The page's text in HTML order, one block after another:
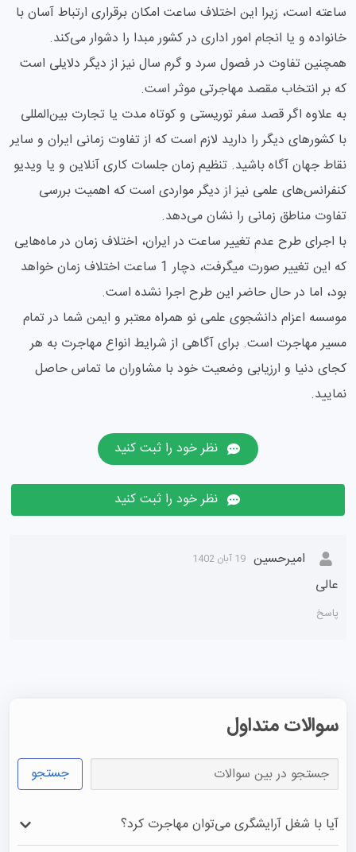
ساعته است، زیرا این اختلاف ساعت امکان برقراری ارتباط آسان با
خانواده و یا انجام امور اداری در کشور مبدا را دشوار می‌کند.
همچنین تفاوت در فصول سرد و گرم سال نیز از دیگر دلایلی است
که بر انتخاب مقصد مهاجرتی موثر است.
به علاوه اگر قصد سفر توریستی و کوتاه مدت یا تجارت بین‌المللی
با کشورهای دیگر را دارید لازم است که از تفاوت زمانی ایران و سایر
نقاط جهان آگاه باشید. تنظیم زمان جلسات کاری آنلاین و یا ویدیو
کنفرانس‌های علمی نیز از دیگر مواردی است که اهمیت بررسی
تفاوت مناطق زمانی را نشان می‌دهد.
با اجرای طرح عدم تغییر ساعت در ایران، اختلاف زمان در ماه‌هایی
که این تغییر صورت میگرفت، دچار 1 ساعت اختلاف زمان خواهد
بود، اما در حال حاضر این طرح اجرا نشده است.
موسسه اعزام دانشجوی علمی نو همراه معتبر و ایمن شما در تمام
مسیر مهاجرت است. برای آگاهی از شرایط انواع مهاجرت به هر
کجای دنیا و ارزیابی وضعیت خود با مشاوران ما تماس حاصل
نمایید.
نظر خود را ثبت کنید
نظر خود را ثبت کنید
امیرحسین 19 آبان 1402
عالی
پاسخ
سوالات متداول
جستجو
آیا با شغل آرایشگری می‌توان مهاجرت کرد؟